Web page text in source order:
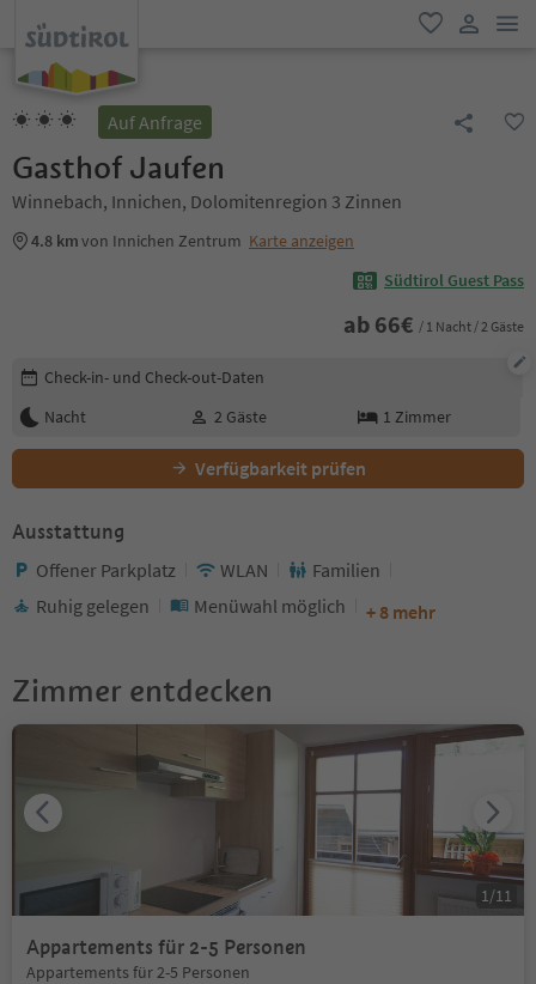
favorit
Auf Anfrage
Gasthof Jaufen
Winnebach, Innichen, Dolomitenregion 3 Zinnen
4.8 kmvon Innichen Zentrum Karte anzeigen
Südtirol Guest Pass
ab 66€ / 1 Nacht / 2 Gäste
Buchungsdetails bearbeiten
Check-in- und Check-out-Daten
Nacht
2 Gäste 1 Zimmer
Verfügbarkeit prüfen
Ausstattung
Offener Parkplatz WLAN
Familien
Ruhig gelegen
Menüwahl möglich + 8 mehr
Zimmer entdecken
Appartements für 2-5 Personen
Appartements für 2-5 Personen
1 /11